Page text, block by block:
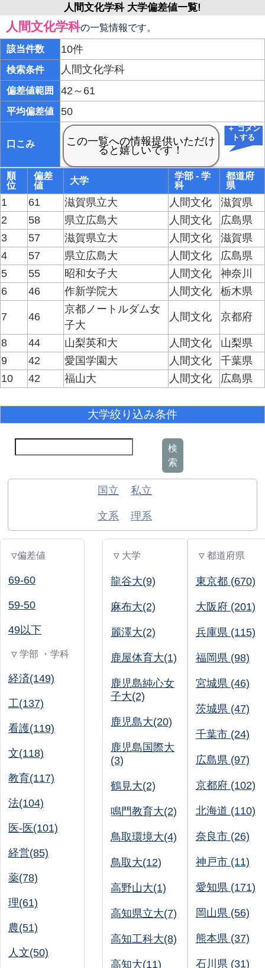
人間文化学科 大学偏差値一覧!
人間文化学科の一覧情報です。
該当件数 10件
検索条件 人間文化学科
偏差値範囲 42～61
平均偏差値 50
口こみ
＋ コメン
トする
順
位
偏差
値
大学
学部 - 学
科
都道府
県
1 61 滋賀県立大 人間文化
滋賀県
2
58 県立広島大 人間文化
広島県
3
57 滋賀県立大 人間文化
滋賀県
4
57 県立広島大 人間文化
広島県
5
55 昭和女子大 人間文化
神奈川
6
46 作新学院大 人間文化 栃木県
7 46
京都ノートルダム女
子大
人間文化 京都府
8 44 山梨英和大 人間文化
山梨県
9
42 愛国学園大 人間文化
千葉県
10
42 福山大 人間文化 広島県
大学絞り込み条件
検
索
国立 私立
文系 理系
▽偏差値
69-60
59-50
49以下
▽ 学部 ・学科
経済(149)
工(137)
看護(119)
文(118)
教育(117)
法(104)
医-医(101)
経営(85)
薬(78)
理(61)
農(51)
人文(50)
▽ 大学
龍谷大(9)
麻布大(2)
麗澤大(2)
鹿屋体育大(1)
鹿児島純心女
子大(2)
鹿児島大(20)
鹿児島国際大
(3)
鶴見大(2)
鳴門教育大(2)
鳥取環境大(4)
鳥取大(12)
高野山大(1)
高知県立大(7)
高知工科大(8)
高知大(11)
▽ 都道府県
東京都 (670)
大阪府 (201)
兵庫県 (115)
福岡県 (98)
宮城県 (46)
茨城県 (47)
千葉市 (24)
広島県 (97)
京都府 (102)
北海道 (110)
奈良市 (26)
神戸市 (11)
愛知県 (171)
岡山県 (56)
熊本県 (37)
石川県 (31)